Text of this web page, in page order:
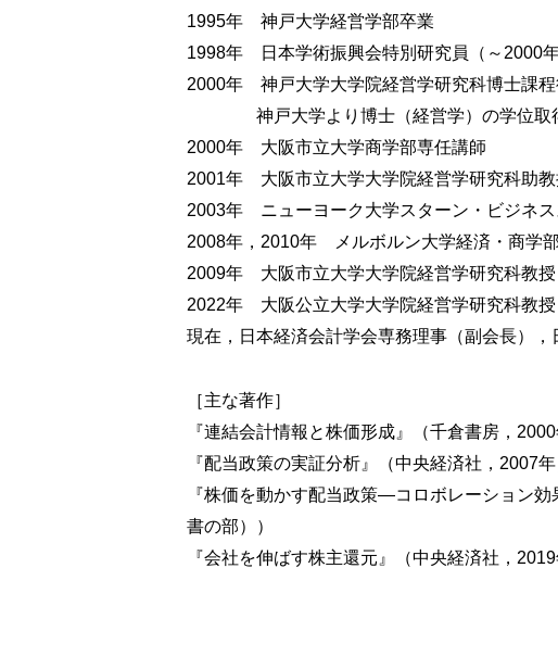
第２節 配当の話題は尽きない
⑵ 減益予想・増配予想時代（2009年３月期予想)
⑶ 世界金融危機・同時不況時代（2009年３月
第３節 配当政策の変遷
⑴ 増配企業の増益確率と減配企業の減益確率
⑵ 増益企業と減益企業の配当政策
第４節 要約
コロボレーション効果のイントロダクショ
第１節 はじめに
第２節 利益予想修正と配当予想修正の公表日前後
⑴ 分析方法
⑶ 実証結果
第３節 コロボレーション効果の情報内容
⑵ サンプル
⑶ 基本統計量と相関係数 ……ほか
第４節 要約
1995年 神戸大学経営学部卒業
1998年 日本学術振興会特別研究員（～2000年
2000年 神戸大学大学院経営学研究科博士課程
神戸大学より博士（経営学）の学位取
2000年 大阪市立大学商学部専任講師
2001年 大阪市立大学大学院経営学研究科助教
2003年 ニューヨーク大学スターン・ビジネス
2008年，2010年 メルボルン大学経済・商学
2009年 大阪市立大学大学院経営学研究科教授
2022年 大阪公立大学大学院経営学研究科教授
現在，日本経済会計学会専務理事（副会長）
［主な著作］
『連結会計情報と株価形成』（千倉書房，2000
『配当政策の実証分析』（中央経済社，2007
『株価を動かす配当政策―コロボレーション
書の部））
『会社を伸ばす株主還元』（中央経済社，2019